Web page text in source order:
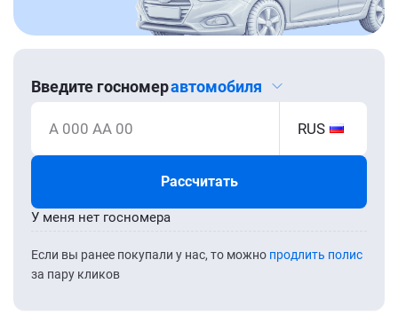
Введите госномеравтомобиля
А 000 АА 00 RUS
Рассчитать
Если вы ранее покупали у нас, то можно продлить полис
за пару кликов
У меня нет госномера